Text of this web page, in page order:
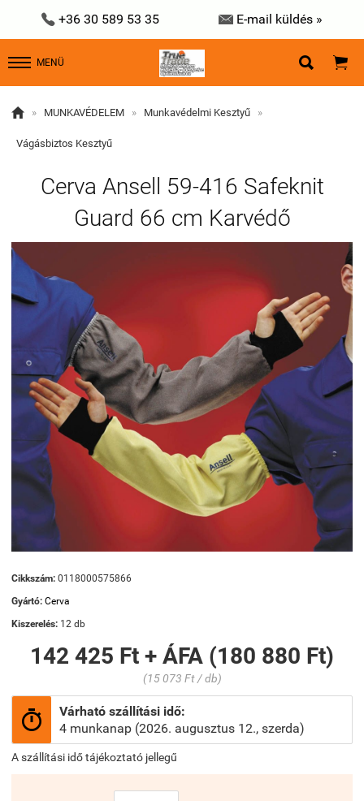
 +36 30 589 53 35  E-mail küldés »
MENÜ  
 » MUNKAVÉDELEM » Munkavédelmi Kesztyű »
Vágásbiztos Kesztyű
Cerva Ansell 59-416 Safeknit
Guard 66 cm Karvédő
Cikkszám: 0118000575866
Gyártó: Cerva
Kiszerelés: 12 db
142 425 Ft + ÁFA (180 880 Ft)
(15 073 Ft / db)

Várható szállítási idő:
4 munkanap (2026. augusztus 12., szerda)
A szállítási idő tájékoztató jellegű